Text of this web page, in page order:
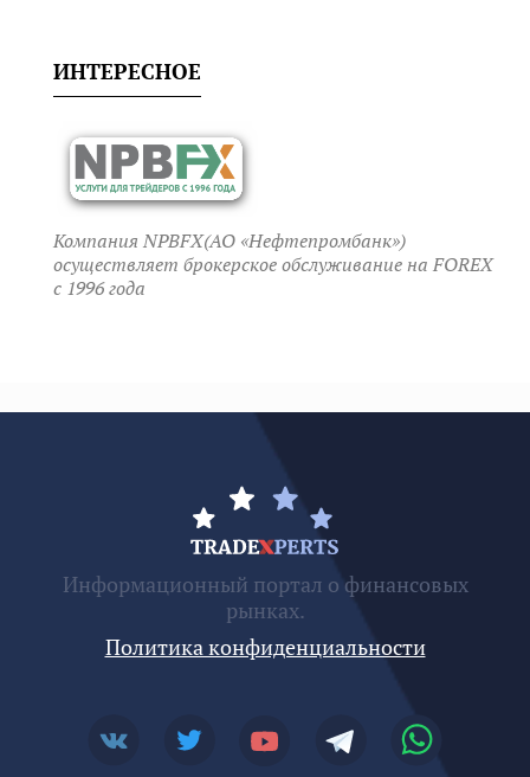
ИНТЕРЕСНОЕ
Компания NPBFX(АО «Нефтепромбанк»)
осуществляет брокерское обслуживание на FOREX
c 1996 года
Информационный портал о финансовых
рынках.
Политика конфиденциальности